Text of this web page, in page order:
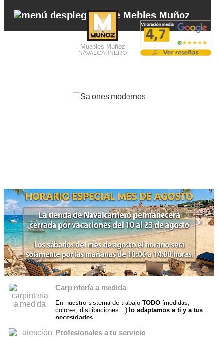
Muebles Muñoz
NAVALCARNERO
1 2 3 4 5 6 7 8
Carpintería a medida
En nuestro sistema de trabajoTODO (medidas,
colores, distribuciones…) lo adaptamos a ti y a tus
necesidades.
Profesionales a tu servicio